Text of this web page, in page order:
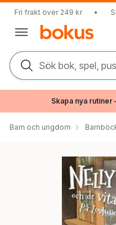
Fri frakt över 249 kr •
Sök bok, spel,
Skapa nya
Barn och ungdom